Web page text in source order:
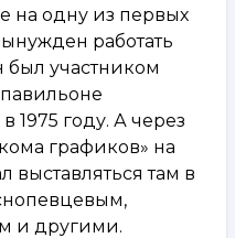
на одну из первых
работать
участником
1975 году. А через
графиков» на
выставляться там в
и другими.